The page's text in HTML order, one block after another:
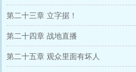
第二十三章 立字据！
第二十四章 战地直播
第二十五章 观众里面有坏人